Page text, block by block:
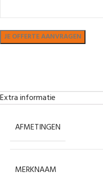
Extra informatie
AFMETINGEN
MERKNAAM